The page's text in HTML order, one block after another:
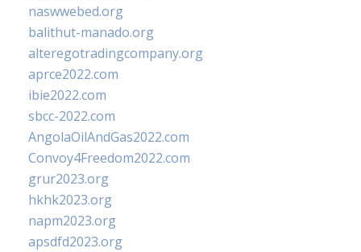
naswwebed.org
balithut-manado.org
alteregotradingcompany.org
aprce2022.com
ibie2022.com
sbcc-2022.com
AngolaOilAndGas2022.com
Convoy4Freedom2022.com
grur2023.org
hkhk2023.org
napm2023.org
apsdfd2023.org